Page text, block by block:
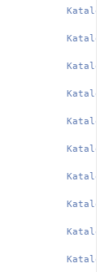
Katalog
Katalog
Katalog
Katalog
Katalog
Katalog
Katalog
Katalog
Katalog
Katalog